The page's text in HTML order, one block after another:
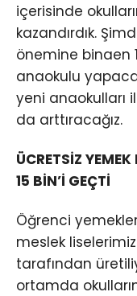
içerisinde
kazandırdık.
önemine binaen
anaokulu
yeni anaokulları
da arttıracağız.
ÜCRETSİZ
15 BİN’İ GEÇTİ
Öğrenci
meslek
tarafından
ortamda